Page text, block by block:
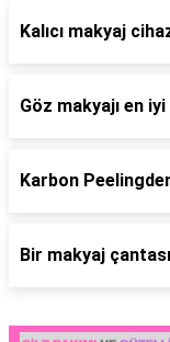
Kalıcı makyaj
Göz makyajı en
Karbon
Bir makyaj